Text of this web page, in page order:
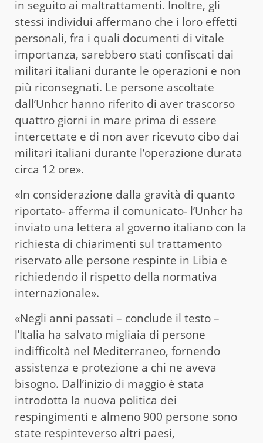
in seguito ai maltrattamenti. Inoltre, gli
stessi individui affermano che i loro effetti
personali, fra i quali documenti di vitale
importanza, sarebbero stati confiscati dai
militari italiani durante le operazioni e non
più riconsegnati. Le persone ascoltate
dall’Unhcr hanno riferito di aver trascorso
quattro giorni in mare prima di essere
intercettate e di non aver ricevuto cibo dai
militari italiani durante l’operazione durata
circa 12 ore».
«In considerazione dalla gravità di quanto
riportato- afferma il comunicato- l’Unhcr ha
inviato una lettera al governo italiano con la
richiesta di chiarimenti sul trattamento
riservato alle persone respinte in Libia e
richiedendo il rispetto della normativa
internazionale».
«Negli anni passati – conclude il testo –
l’Italia ha salvato migliaia di persone
indifficoltà nel Mediterraneo, fornendo
assistenza e protezione a chi ne aveva
bisogno. Dall’inizio di maggio è stata
introdotta la nuova politica dei
respingimenti e almeno 900 persone sono
state respinteverso altri paesi,